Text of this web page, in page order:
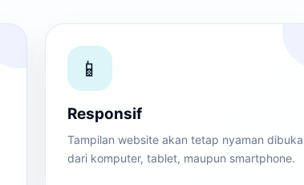
📱
Responsif
Tampilan website akan tetap nyaman dibuka
dari komputer, tablet, maupun smartphone.